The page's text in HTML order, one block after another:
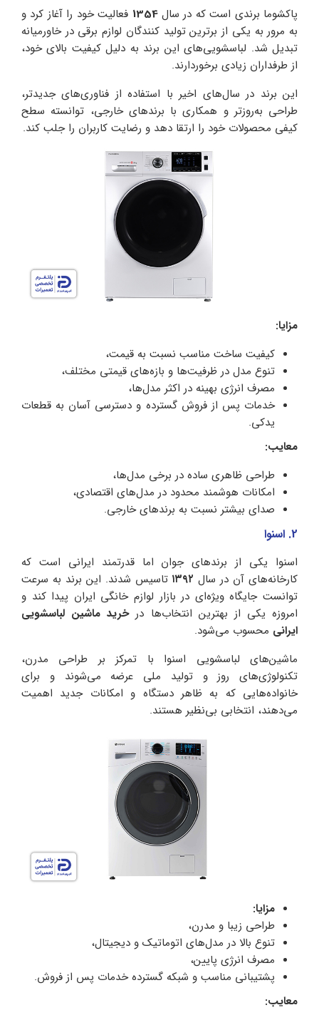
پاکشوما برندی است که در سال1354 فعالیت خود را آغاز کرد و
به مرور به یکی از برترین تولید کنندگان لوازم برقی در خاورمیانه
تبدیل شد. لباسشویی‌های این برند به دلیل کیفیت بالای خود،
از طرفداران زیادی برخوردارند.
این برند در سال‌های اخیر با استفاده از فناوری‌های جدیدتر،
طراحی به‌روزتر و همکاری با برندهای خارجی، توانسته سطح
کیفی محصولات خود را ارتقا دهد و رضایت کاربران را جلب کند.
مزایا:
کیفیت ساخت مناسب نسبت به قیمت،
تنوع مدل در ظرفیت‌ها و بازه‌های قیمتی مختلف،
مصرف انرژی بهینه در اکثر مدل‌ها،
خدمات پس از فروش گسترده و دسترسی آسان به قطعات
یدکی.
معایب:
طراحی ظاهری ساده در برخی مدل‌ها،
امکانات هوشمند محدود در مدل‌های اقتصادی،
صدای بیشتر نسبت به برندهای خارجی.
2. اسنوا
اسنوا یکی از برندهای جوان اما قدرتمند ایرانی است که
کارخانه‌های آن در سال ۱۳۹۲ تاسیس شدند. این برند به سرعت
توانست جایگاه ویژه‌ای در بازار لوازم خانگی ایران پیدا کند و
امروزه یکی از بهترین انتخاب‌ها درخرید ماشین لباسشویی
ایرانی محسوب می‌شود.
ماشین‌های لباسشویی اسنوا با تمرکز بر طراحی مدرن،
تکنولوژی‌های روز و تولید ملی عرضه می‌شوند و برای
خانواده‌هایی که به ظاهر دستگاه و امکانات جدید اهمیت
می‌دهند، انتخابی بی‌نظیر هستند.
مزایا:
طراحی زیبا و مدرن،
تنوع بالا در مدل‌های اتوماتیک و دیجیتال،
مصرف انرژی پایین،
پشتیبانی مناسب و شبکه گسترده خدمات پس از فروش.
معایب: